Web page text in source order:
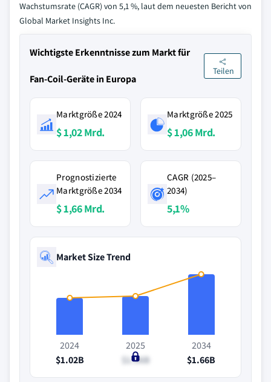
Wachstumsrate (CAGR) von 5,1 %, laut dem neuesten Bericht von
Global Market Insights Inc.
Wichtigste Erkenntnisse zum Markt für
Fan-Coil-Geräte in Europa
Teilen
Marktgröße 2024
$ 1,02 Mrd.
Marktgröße 2025
$ 1,06 Mrd.
Prognostizierte
Marktgröße 2034
$ 1,66 Mrd.
CAGR (2025–
2034)
5,1%
Market Size Trend
2024
$1.02B
2025
$1.06B
2034
$1.66B